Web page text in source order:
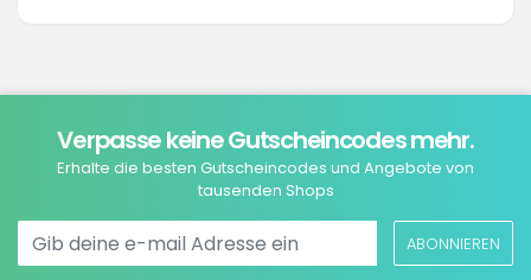
Verpasse keine Gutscheincodes mehr.
Erhalte die besten Gutscheincodes und Angebote von
tausenden Shops
ABONNIEREN